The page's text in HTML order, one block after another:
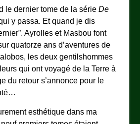
le dernier tome de la sérieDe
y passa. Et quand je dis
Ayrolles et Masbou font
quatorze ans d’aventures de
les deux gentilshommes
qui ont voyagé de la Terre à
du retour s’annonce pour le
esthétique dans ma